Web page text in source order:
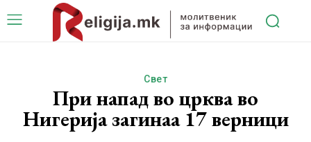
Свет
При напад во црква во
Нигерија загинаа 17 верници